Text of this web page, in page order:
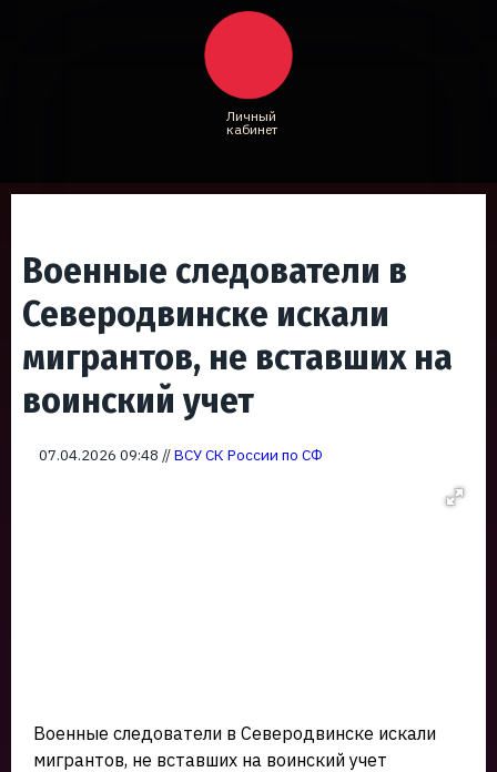
Личный
кабинет
Военные следователи в
Северодвинске искали
мигрантов, не вставших на
воинский учет
07.04.2026 09:48 //ВСУ СК России по СФ
Военные следователи в Северодвинске искали
мигрантов, не вставших на воинский учет